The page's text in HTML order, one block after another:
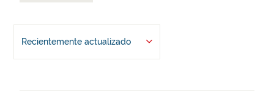
Recientemente actualizado